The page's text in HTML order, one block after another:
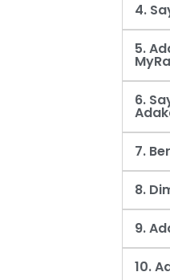
4.
5.
6.
7.
8.
9.
10.